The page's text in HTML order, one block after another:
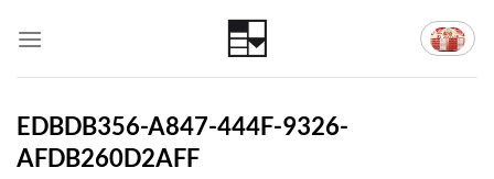
EDBDB356-A847-444F-9326-
AFDB260D2AFF